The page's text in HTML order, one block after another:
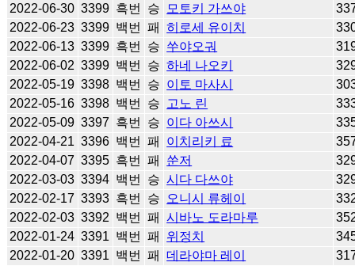
2022-06-30 3399 흑번 승 모토키 가쓰야
2022-06-23 3399 백번 패 히로세 유이치
2022-06-13 3399 흑번 승 쑤야오궈
2022-06-02 3399 백번 승 하네 나오키
2022-05-19 3398 백번 승 이토 마사시
2022-05-16 3398 백번 승 고노 린
2022-05-09 3397 흑번 승 이다 아쓰시
2022-04-21 3396 백번 패 이치리키 료
2022-04-07 3395 흑번 패 쑨저
2022-03-03 3394 백번 승 시다 다쓰야
2022-02-17 3393 흑번 승 오니시 류헤이
2022-02-03 3392 백번 패 시바노 도라마루
2022-01-24 3391 백번 패 위정치
2022-01-20 3391 백번 패 데라야마 레이